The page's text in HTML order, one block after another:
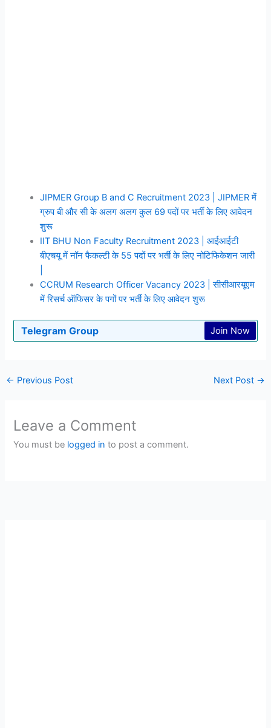
JIPMER Group B and C Recruitment 2023 | JIPMER में
ग्रुप बी और सी के अलग अलग कुल 69 पदों पर भर्ती के लिए आवेदन
शुरू
IIT BHU Non Faculty Recruitment 2023 | आईआईटी
बीएचयू में नॉन फैकल्टी के 55 पदों पर भर्ती के लिए नोटिफिकेशन जारी
CCRUM Research Officer Vacancy 2023 | सीसीआरयूएम
में रिसर्च ऑफिसर के पगों पर भर्ती के लिए आवेदन शुरू
Telegram Group Join Now
← Previous Post Next Post →
Leave a Comment
You must be logged in to post a comment.